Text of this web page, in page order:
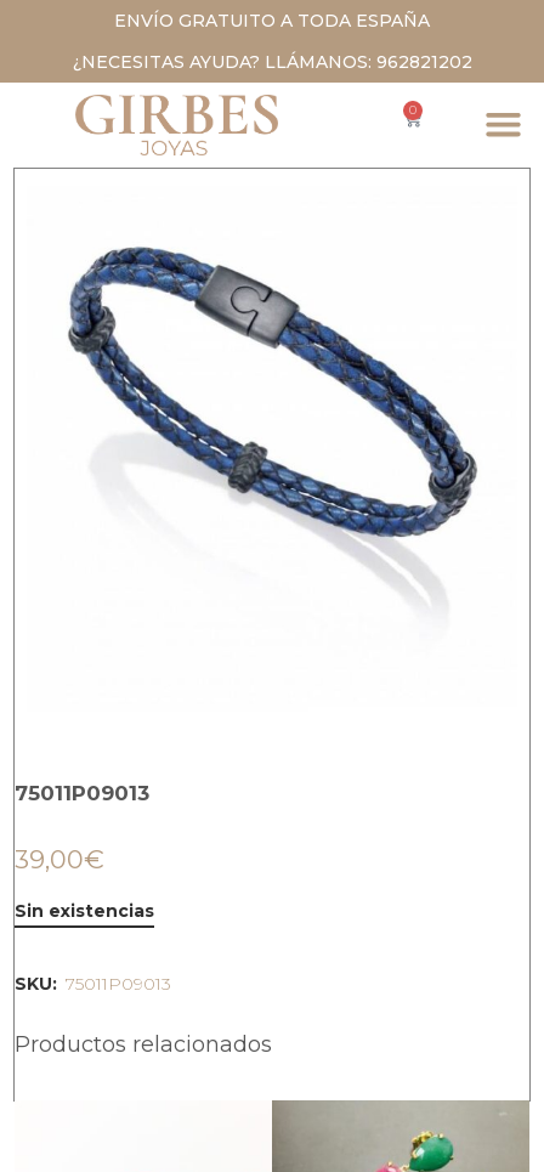
ENVÍO GRATUITO A TODA ESPAÑA
¿NECESITAS AYUDA? LLÁMANOS: 962821202
0
75011P09013
39,00€
Sin existencias
SKU: 75011P09013
Productos relacionados